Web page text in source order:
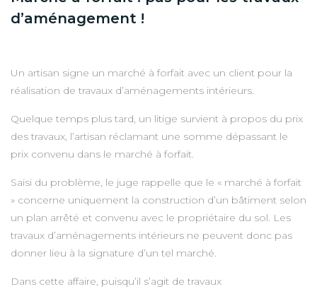
d’aménagement !
Un artisan signe un marché à forfait avec un client pour la
réalisation de travaux d’aménagements intérieurs.
Quelque temps plus tard, un litige survient à propos du prix
des travaux, l’artisan réclamant une somme dépassant le
prix convenu dans le marché à forfait.
Saisi du problème, le juge rappelle que le « marché à forfait
» concerne uniquement la construction d’un bâtiment selon
un plan arrêté et convenu avec le propriétaire du sol. Les
travaux d’aménagements intérieurs ne peuvent donc pas
donner lieu à la signature d’un tel marché.
Dans cette affaire, puisqu’il s’agit de travaux